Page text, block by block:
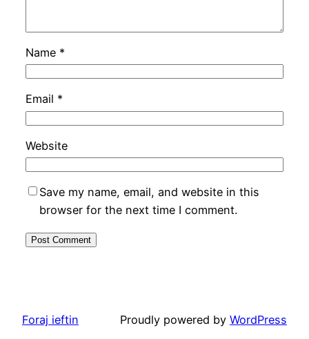
Name *
Email *
Website
Save my name, email, and website in this
browser for the next time I comment.
Foraj ieftin Proudly powered by WordPress